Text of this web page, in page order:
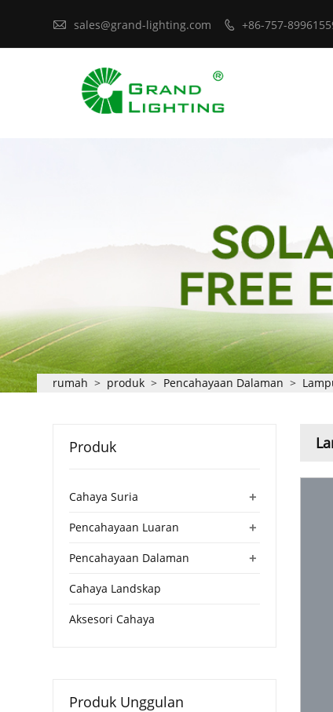
 sales@grand-lighting.com  +86-757-
rumah > produk > Pencahayaan Dalaman >
Produk
+
Cahaya Suria
+
Pencahayaan Luaran
+
Pencahayaan Dalaman
Cahaya Landskap
Aksesori Cahaya
Produk Unggulan